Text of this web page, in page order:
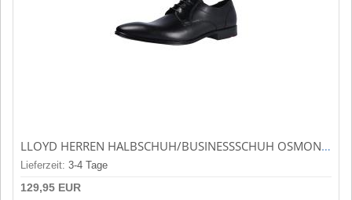
LLOYD HERREN HALBSCHUH/BUSINESSSCHUH OSMOND /PLACIDO 0 - SCHWARZ (SCHWARZ) 2755810
Lieferzeit: 3-4 Tage
129,95 EUR